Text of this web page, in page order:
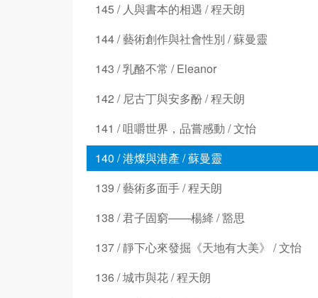
145 / 人與書本的相遇 / 程天朗
144 / 藝術創作與社會性別 / 蘇曼靈
143 / 乳酪不常 / Eleanor
142 / 尼古丁與安多酚 / 程天朗
141 / 咀嚼世界，品嘗感動 / 文怡
140 / 港燦與港產 / 蘇曼靈
139 / 藝術多面手 / 程天朗
138 / 君子固窮——楊絳 / 豁思
137 / 靜下心來發掘《天地有大美》 / 文怡
136 / 城巿與花 / 程天朗